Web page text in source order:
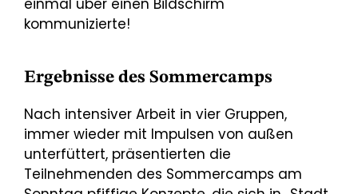
kommunizierte!
Ergebnisse des Sommercamps
Nach intensiver Arbeit in vier Gruppen,
immer wieder mit Impulsen von außen
unterfüttert, präsentierten die
Teilnehmenden des Sommercamps am